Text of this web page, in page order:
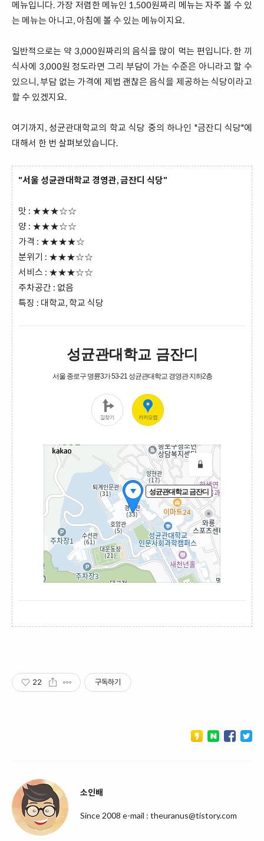
메뉴입니다. 가장 저렴한 메뉴인 1,500원짜리 메뉴는 자주 볼 수 있
는 메뉴는 아니고, 아침에 볼 수 있는 메뉴이지요.
일반적으로는 약 3,000원짜리의 음식을 많이 먹는 편입니다. 한 끼
식사에 3,000원 정도라면 그리 부담이 가는 수준은 아니라고 할 수
있으니, 부담 없는 가격에 제법 괜찮은 음식을 제공하는 식당이라고
할 수 있겠지요.
여기까지, 성균관대학교의 학교 식당 중의 하나인 "금잔디 식당"에
대해서 한 번 살펴보았습니다.
"서울 성균관대학교 경영관, 금잔디 식당"
맛 : ★★★☆☆
양 : ★★★☆☆
가격 : ★★★★☆
분위기 : ★★★☆☆
서비스 : ★★★☆☆
주차공간 : 없음
특징 : 대학교, 학교 식당
22 구독하기
소인배
Since 2008 e-mail : theuranus@tistory.com